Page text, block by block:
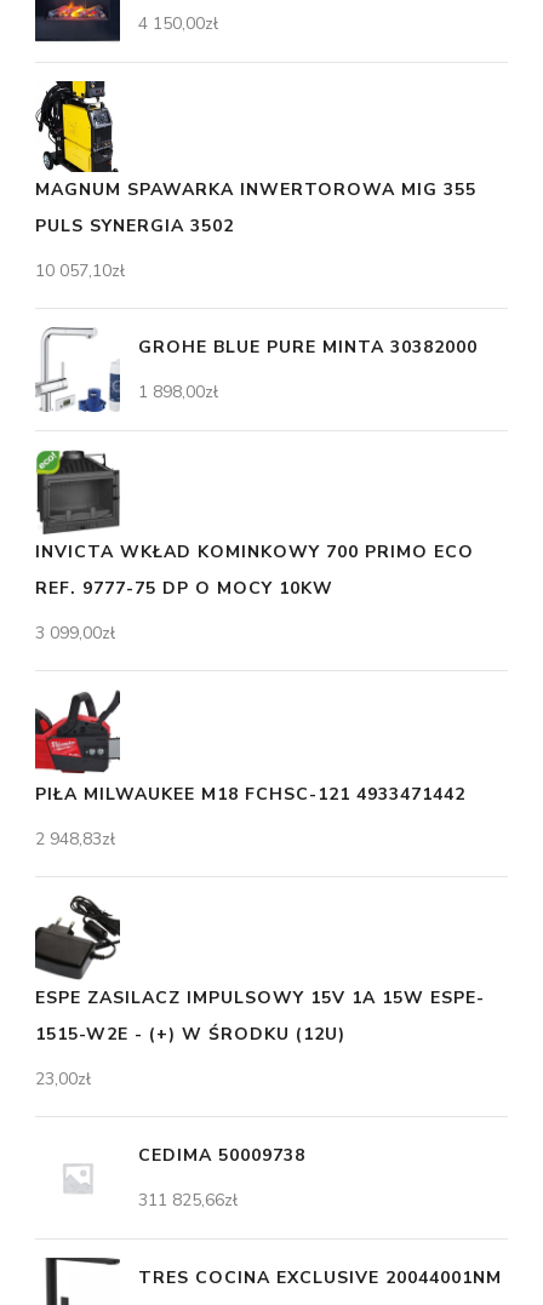
4 150,00zł
MAGNUM SPAWARKA INWERTOROWA MIG 355
PULS SYNERGIA 3502
10 057,10zł
GROHE BLUE PURE MINTA 30382000
1 898,00zł
INVICTA WKŁAD KOMINKOWY 700 PRIMO ECO
REF. 9777-75 DP O MOCY 10KW
3 099,00zł
PIŁA MILWAUKEE M18 FCHSC-121 4933471442
2 948,83zł
ESPE ZASILACZ IMPULSOWY 15V 1A 15W ESPE-
1515-W2E - (+) W ŚRODKU (12U)
23,00zł
CEDIMA 50009738
311 825,66zł
TRES COCINA EXCLUSIVE 20044001NM